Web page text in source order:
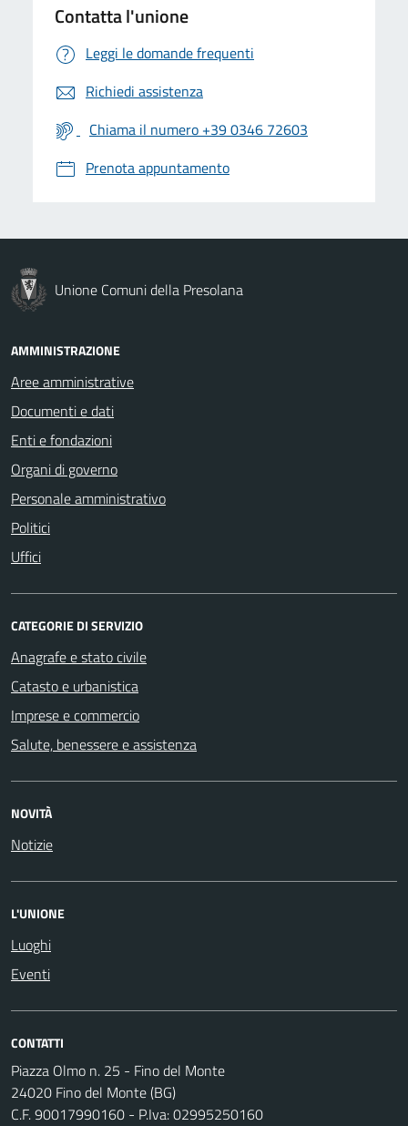
Contatta l'unione
Leggi le domande frequenti
Richiedi assistenza
Chiama il numero +39 0346 72603
Prenota appuntamento
Unione Comuni della Presolana
AMMINISTRAZIONE
Aree amministrative
Documenti e dati
Enti e fondazioni
Organi di governo
Personale amministrativo
Politici
Uffici
CATEGORIE DI SERVIZIO
Anagrafe e stato civile
Catasto e urbanistica
Imprese e commercio
Salute, benessere e assistenza
NOVITÀ
Notizie
L'UNIONE
Luoghi
Eventi
CONTATTI
Piazza Olmo n. 25 - Fino del Monte
24020 Fino del Monte (BG)
C.F. 90017990160 - P.Iva: 02995250160